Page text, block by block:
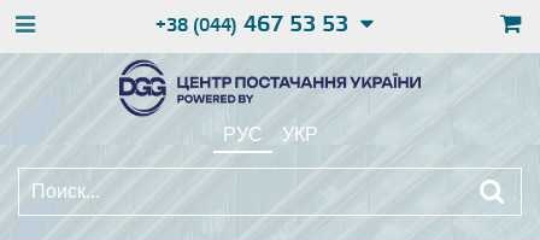
+38 (044) 467 53 53
РУС УКР